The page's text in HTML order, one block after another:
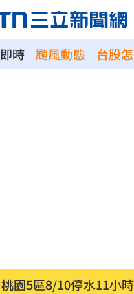
即時 颱風動態 台股
「白海豚」最快明發